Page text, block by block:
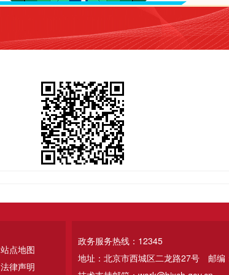
站点地图
法律声明
政务服务热线：12345
地址：北京市西城区二龙路27号
邮编